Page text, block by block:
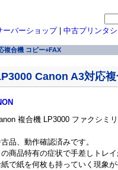
Canon A3対応
複合機 LP3000 ファクシミ
品、動作確認済みです。
の商品特有の症状で手差しトレ
で紙を何枚も持っていく現象
ーバーショップ| 中古プリンタ
複合機 コピー+FAX